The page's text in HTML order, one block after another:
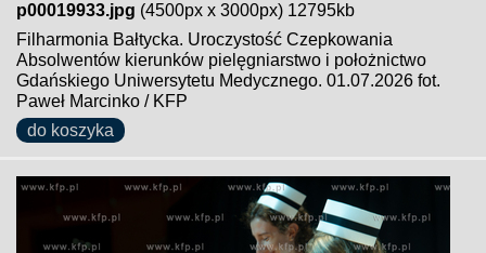
p00019933.jpg (4500px x 3000px) 12795kb
Filharmonia Bałtycka. Uroczystość Czepkowania
Absolwentów kierunków pielęgniarstwo i położnictwo
Gdańskiego Uniwersytetu Medycznego. 01.07.2026 fot.
Paweł Marcinko / KFP
do koszyka